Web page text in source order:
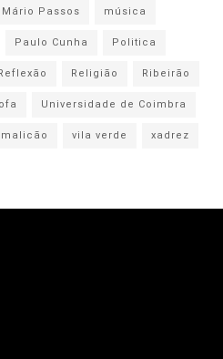
Mário Passos
música
Paulo Cunha
Politica
Religião
Ribeirão
Universidade de Coimbra
vila verde xadrez